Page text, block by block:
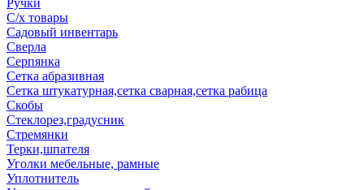
Ручки
С/х товары
Садовый инвентарь
Сверла
Серпянка
Сетка абразивная
Сетка штукатурная,сетка сварная,сетка рабица
Скобы
Стеклорез,градусник
Стремянки
Терки,шпателя
Уголки мебельные, рамные
Уплотнитель